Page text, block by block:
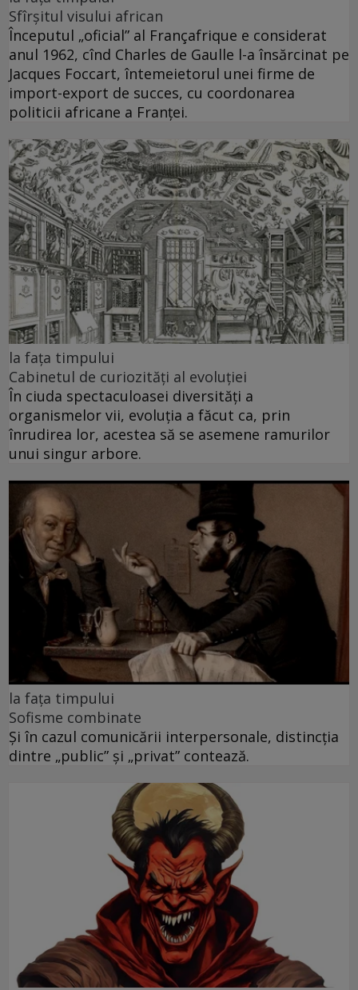
Sfîrșitul visului african
Începutul „oficial” al Françafrique e considerat
anul 1962, cînd Charles de Gaulle l-a însărcinat pe
Jacques Foccart, întemeietorul unei firme de
import-export de succes, cu coordonarea
politicii africane a Franței.
la faţa timpului
Cabinetul de curiozități al evoluției
În ciuda spectaculoasei diversități a
organismelor vii, evoluția a făcut ca, prin
înrudirea lor, acestea să se asemene ramurilor
unui singur arbore.
la faţa timpului
Sofisme combinate
Și în cazul comunicării interpersonale, distincția
dintre „public” și „privat” contează.